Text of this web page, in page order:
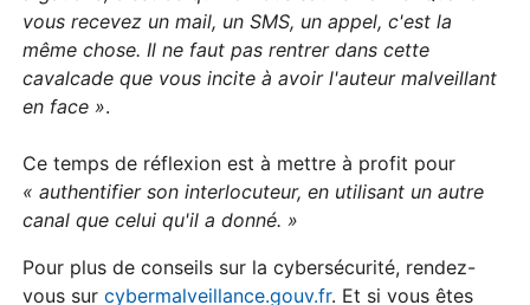
vous recevez un mail, un SMS, un appel, c'est la
même chose. Il ne faut pas rentrer dans cette
cavalcade que vous incite à avoir l'auteur malveillant
en face ».
Ce temps de réflexion est à mettre à profit pour
« authentifier son interlocuteur, en utilisant un autre
canal que celui qu'il a donné. »
Pour plus de conseils sur la cybersécurité, rendez-
vous surcybermalveillance.gouv.fr. Et si vous êtes